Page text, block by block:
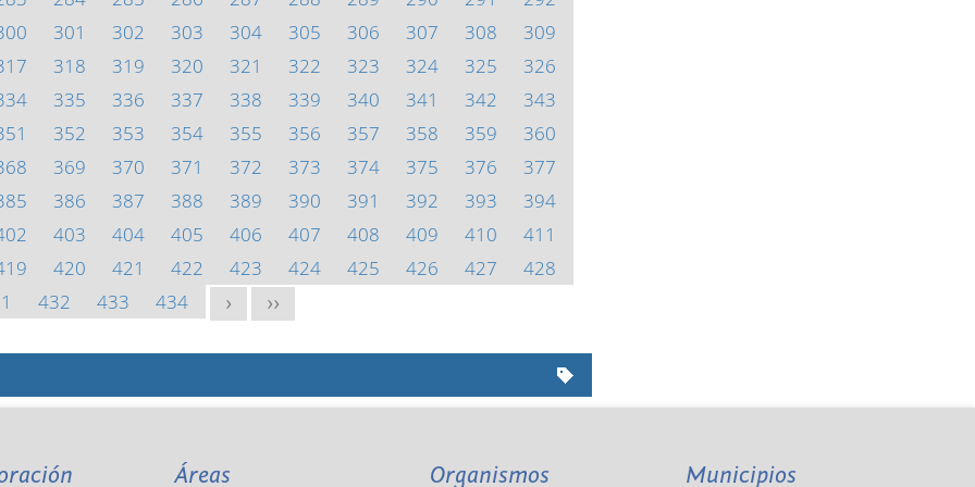
301 302 303 304 305 306 307 308
309
318 319 320 321 322 323 324 325
326
335 336 337 338 339 340 341 342
343
352 353 354 355 356 357 358 359
360
369 370 371 372 373 374 375 376
377
386 387 388 389 390 391 392 393
394
403 404 405 406 407 408 409 410
411
420 421 422 423 424 425 426 427
428
432 433 434 > >>
Áreas Organismos Municipios